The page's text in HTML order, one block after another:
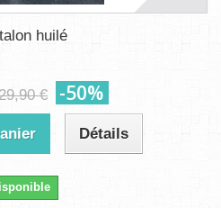
huilé
€ -50%
Détails